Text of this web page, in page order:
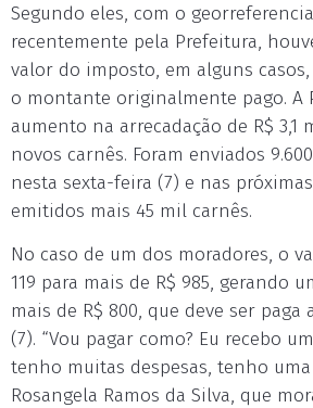
Segundo eles, com o
recentemente pela Prefeitura,
valor do imposto, em alguns
o montante originalmente pago. A
aumento na arrecadação de R$ 3,1
novos carnês. Foram enviados
nesta sexta-feira (7) e nas
emitidos mais 45 mil carnês.
No caso de um dos moradores, o
119 para mais de R$ 985, gerando
mais de R$ 800, que deve ser paga
(7). “Vou pagar como? Eu recebo
tenho muitas despesas, tenho
Rosangela Ramos da Silva, que